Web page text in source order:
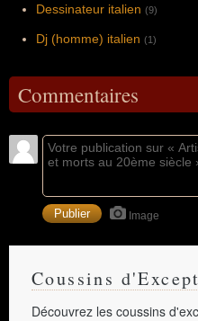
Dessinateur italien (9)
Dj (homme) italien (1)
Commentaires
Image
Coussins
Découvrez les coussins